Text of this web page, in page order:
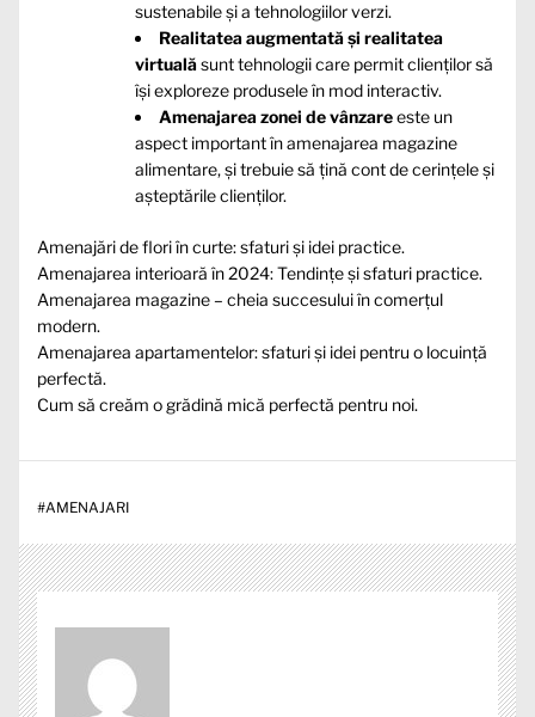
sustenabile și a tehnologiilor verzi.
Realitatea augmentată și realitatea
virtualăsunt tehnologii care permit clienților să
își exploreze produsele în mod interactiv.
Amenajarea zonei de vânzareeste un
aspect important în amenajarea magazine
alimentare, și trebuie să țină cont de cerințele și
așteptările clienților.
Amenajări de flori în curte: sfaturi și idei practice.
Amenajarea interioară în 2024: Tendințe și sfaturi practice.
Amenajarea magazine – cheia succesului în comerțul
modern.
Amenajarea apartamentelor: sfaturi și idei pentru o locuință
perfectă.
Cum să creăm o grădină mică perfectă pentru noi.
#AMENAJARI